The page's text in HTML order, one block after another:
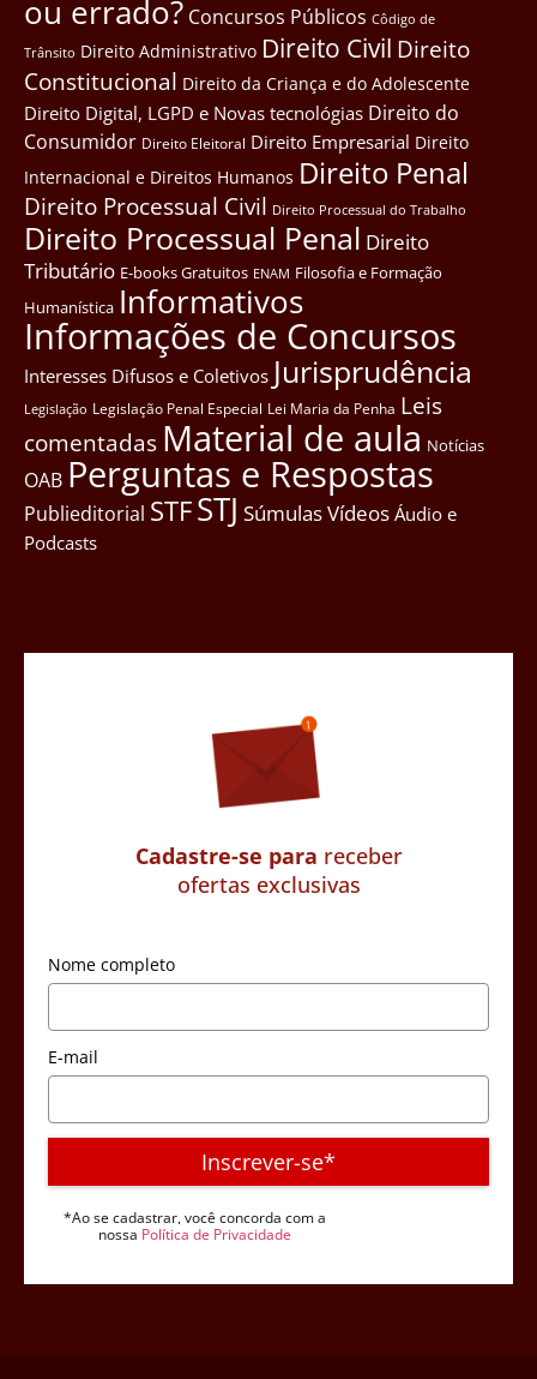
ou errado? Concursos Públicos Côdigo de
Trânsito Direito Administrativo Direito Civil Direito
Constitucional Direito da Criança e do Adolescente
Direito Digital, LGPD e Novas tecnológias Direito do
Consumidor Direito Eleitoral Direito Empresarial Direito
Internacional e Direitos Humanos Direito Penal
Direito Processual Civil Direito Processual do Trabalho
Direito Processual Penal Direito
Tributário E-books Gratuitos ENAM Filosofia e Formação
Humanística Informativos
Informações de Concursos
Interesses Difusos e Coletivos Jurisprudência
Legislação Legislação Penal Especial Lei Maria da Penha Leis
comentadas Material de aula Notícias
OAB Perguntas e Respostas
Publieditorial STFSTJ SúmulasVídeos Áudio e
Podcasts
Cadastre-se para receber
ofertas exclusivas
Nome completo
E-mail
Inscrever-se*
*Ao se cadastrar, você concorda com a
nossa Política de Privacidade